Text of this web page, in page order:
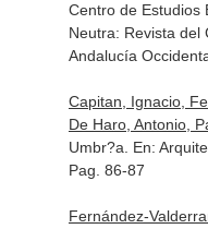
Centro de Estudios
Neutra: Revista del
Andalucía
Capitan, Ignacio,
De Haro, Antonio,
Umbr?a. En:
Pag. 86-87
Fernández-